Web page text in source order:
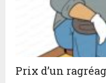
Prix d’un